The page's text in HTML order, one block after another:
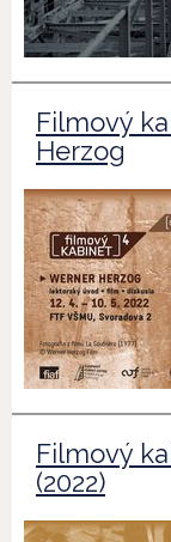
Filmový
Herzog
Filmový
(2022)